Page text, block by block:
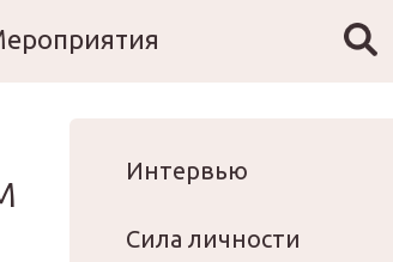
Интервью
Сила личности